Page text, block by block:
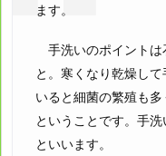
ます。
手洗いのポイントは
と。寒くなり乾燥し
いると細菌の繁殖も
ということです。手
といいます。